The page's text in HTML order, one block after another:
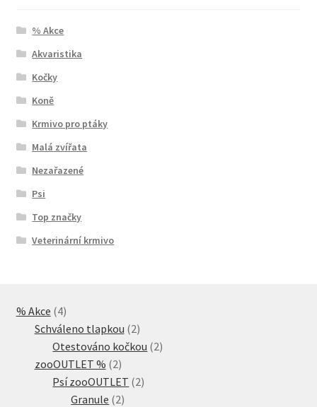
% Akce
Akvaristika
Kočky
Koně
Krmivo pro ptáky
Malá zvířata
Nezařazené
Psi
Top značky
Veterinární krmivo
% Akce 44
produkty
Schváleno tlapkou 22
produkty
Otestováno kočkou 22
zooOUTLET % 22
produkty
Psí zooOUTLET 22
Granule 22